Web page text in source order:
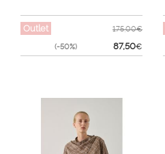
Outlet
(-50%)
175,00€
87,50€